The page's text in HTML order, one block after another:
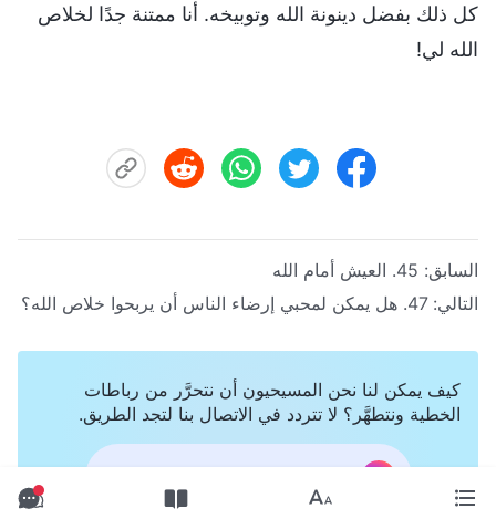
كل ذلك بفضل دينونة الله وتوبيخه. أنا ممتنة جدًا لخلاص
الله لي!
السابق: 45. العيش أمام الله
التالي:47. هل يمكن لمحبي إرضاء الناس أن يربحوا خلاص الله؟
كيف يمكن لنا نحن المسيحيون أن نتحرَّر من رباطات
الخطية ونتطهَّر؟ لا تتردد في الاتصال بنا لتجد الطريق.